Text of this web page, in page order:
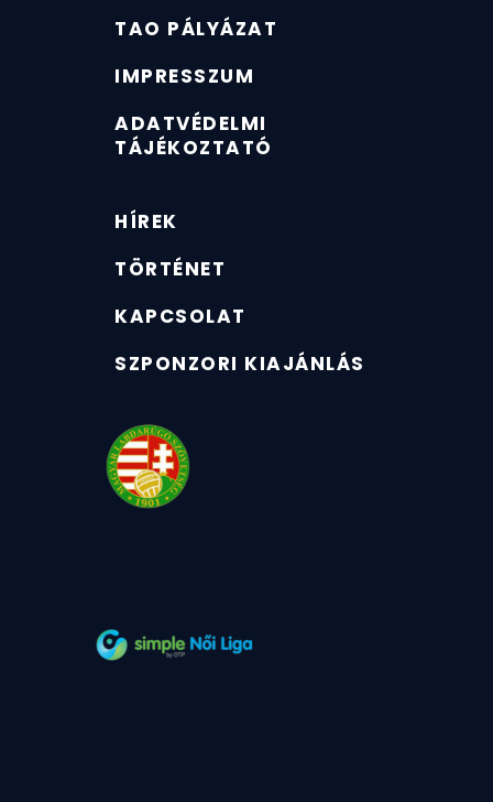
TAO PÁLYÁZAT
IMPRESSZUM
ADATVÉDELMI
TÁJÉKOZTATÓ
HÍREK
TÖRTÉNET
KAPCSOLAT
SZPONZORI KIAJÁNLÁS